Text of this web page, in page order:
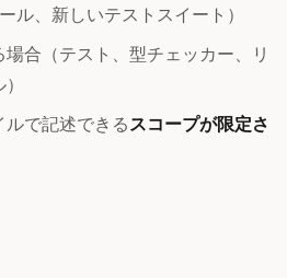
ル、新しいテストスイート）
場合（テスト、型チェッカー、リ
で記述できるスコープが限定さ